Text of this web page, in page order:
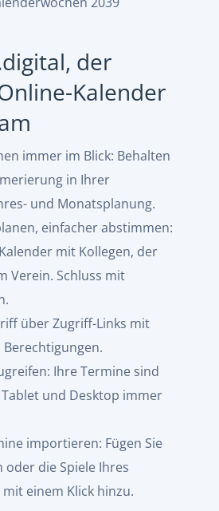
der
Kalender
immer im Blick: Behalten
in Ihrer
und Monatsplanung.
einfacher abstimmen:
mit Kollegen, der
Verein. Schluss mit
über Zugriff-Links mit
Ihre Termine sind
und Desktop immer
importieren: Fügen Sie
oder die Spiele Ihres
einem Klick hinzu.